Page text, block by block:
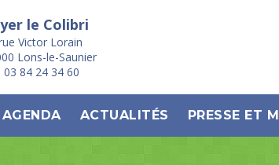
le Colibri
Victor Lorain
Lons-le-Saunier
03 84 24 34 60
AGENDA ACTUALITÉS PRESSE ET